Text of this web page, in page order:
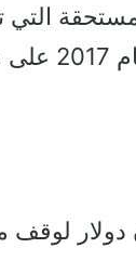
سويس في
يدفع 511